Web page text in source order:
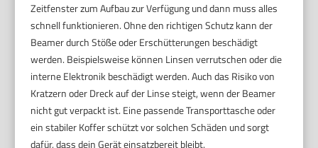
Zeitfenster zum Aufbau zur Verfügung und dann muss alles
schnell funktionieren. Ohne den richtigen Schutz kann der
Beamer durch Stöße oder Erschütterungen beschädigt
werden. Beispielsweise können Linsen verrutschen oder die
interne Elektronik beschädigt werden. Auch das Risiko von
Kratzern oder Dreck auf der Linse steigt, wenn der Beamer
nicht gut verpackt ist. Eine passende Transporttasche oder
ein stabiler Koffer schützt vor solchen Schäden und sorgt
dafür, dass dein Gerät einsatzbereit bleibt.